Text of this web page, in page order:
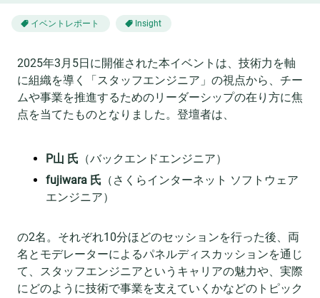
イベントレポート Insight
2025年3月5日に開催された本イベントは、技術力を軸
に組織を導く「スタッフエンジニア」の視点から、チー
ムや事業を推進するためのリーダーシップの在り方に焦
点を当てたものとなりました。登壇者は、
P山 氏 （バックエンドエンジニア）
fujiwara 氏 （さくらインターネット ソフトウェア
エンジニア）
の2名。それぞれ10分ほどのセッションを行った後、両
名とモデレーターによるパネルディスカッションを通じ
て、スタッフエンジニアというキャリアの魅力や、実際
にどのように技術で事業を支えていくかなどのトピック